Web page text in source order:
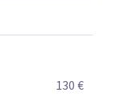
se les
y presencial130 €